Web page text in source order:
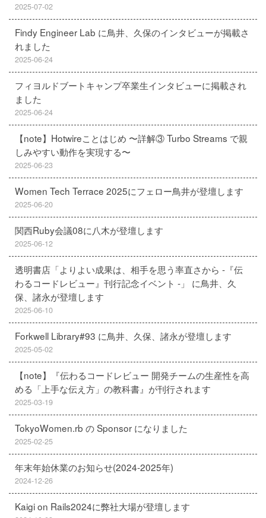
2025-07-02
Findy Engineer Lab に鳥井、久保のインタビューが掲載さ
れました
2025-06-24
フィヨルドブートキャンプ卒業生インタビューに掲載され
ました
2025-06-24
【note】Hotwireことはじめ 〜詳解③ Turbo Streams で親
しみやすい動作を実現する〜
2025-06-23
Women Tech Terrace 2025にフェロー鳥井が登壇します
2025-06-20
関西Ruby会議08に八木が登壇します
2025-06-12
透明書店「よりよい成果は、相手を思う率直さから -『伝
わるコードレビュー』刊行記念イベント -」 に鳥井、久
保、諸永が登壇します
2025-06-10
Forkwell Library#93 に鳥井、久保、諸永が登壇します
2025-05-02
【note】『伝わるコードレビュー 開発チームの生産性を高
める「上手な伝え方」の教科書』が刊行されます
2025-03-19
TokyoWomen.rb の Sponsor になりました
2025-02-25
年末年始休業のお知らせ(2024-2025年)
2024-12-26
Kaigi on Rails2024に弊社大場が登壇します